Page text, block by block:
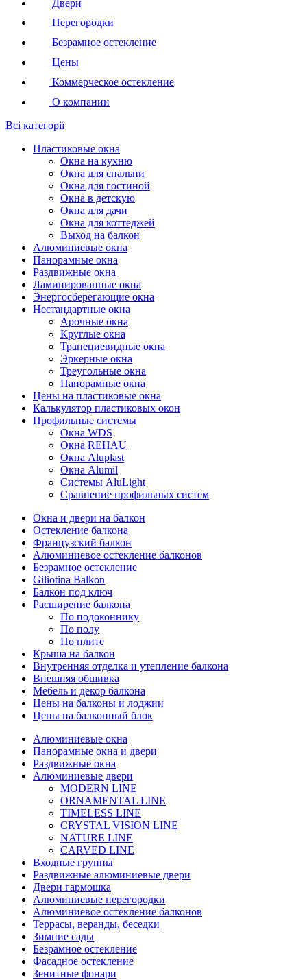
Двери
Перегородки
Безрамное остекление
Цены
Коммерческое остекление
О компании
Всі категорії
Пластиковые окна
Окна на кухню
Окна для спальни
Окна для гостиной
Окна в детскую
Окна для дачи
Окна для коттеджей
Выход на балкон
Алюминиевые окна
Панорамные окна
Раздвижные окна
Ламинированные окна
Энергосберегающие окна
Нестандартные окна
Арочные окна
Круглые окна
Трапециевидные окна
Эркерные окна
Треугольные окна
Панорамные окна
Цены на пластиковые окна
Калькулятор пластиковых окон
Профильные системы
Окна WDS
Окна REHAU
Окна Aluplast
Окна Alumil
Системы AluLight
Сравнение профильных систем
Окна и двери на балкон
Остекление балкона
Французский балкон
Алюминиевое остекление балконов
Безрамное остекление
Giliotina Balkon
Балкон под ключ
Расширение балкона
По подоконнику
По полу
По плите
Крыша на балкон
Внутренняя отделка и утепление балкона
Внешняя обшивка
Мебель и декор балкона
Цены на балконы и лоджии
Цены на балконный блок
Алюминиевые окна
Панорамные окна и двери
Раздвижные окна
Алюминиевые двери
MODERN LINE
ORNAMENTAL LINE
TIMELESS LINE
CRYSTAL VISION LINE
NATURE LINE
CARVED LINE
Входные группы
Раздвижные алюминиевые двери
Двери гармошка
Алюминиевые перегородки
Алюминиевое остекление балконов
Террасы, веранды, беседки
Зимние сады
Безрамное остекление
Фасадное остекление
Зенитные фонари